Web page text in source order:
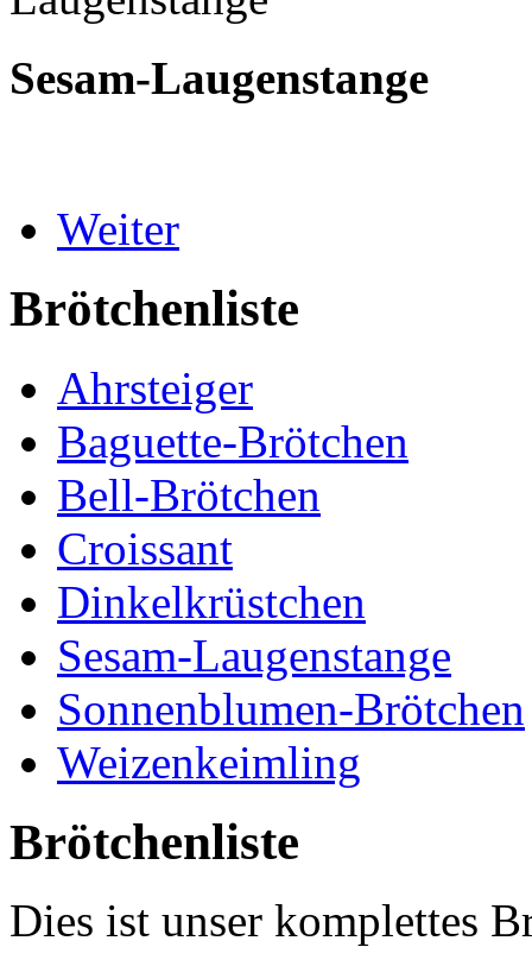
Sesam-Laugenstange
Weiter
Brötchenliste
Ahrsteiger
Baguette-Brötchen
Bell-Brötchen
Croissant
Dinkelkrüstchen
Sesam-Laugenstange
Sonnenblumen-Brötchen
Weizenkeimling
Brötchenliste
Dies ist unser komplettes